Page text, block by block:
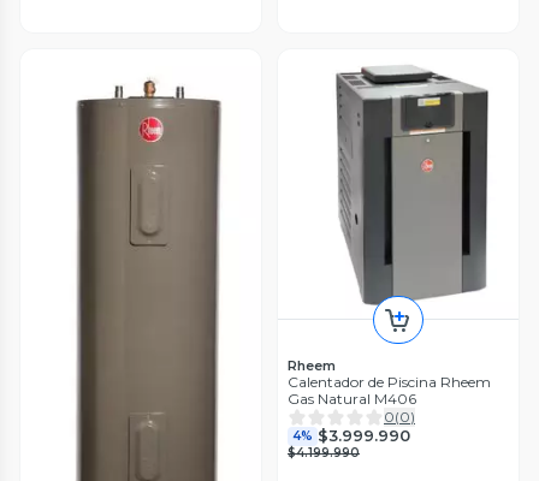
Rheem
Calentador de Piscina Rheem
Gas Natural M406
0(0)
4% $3.999.990
$4.199.990